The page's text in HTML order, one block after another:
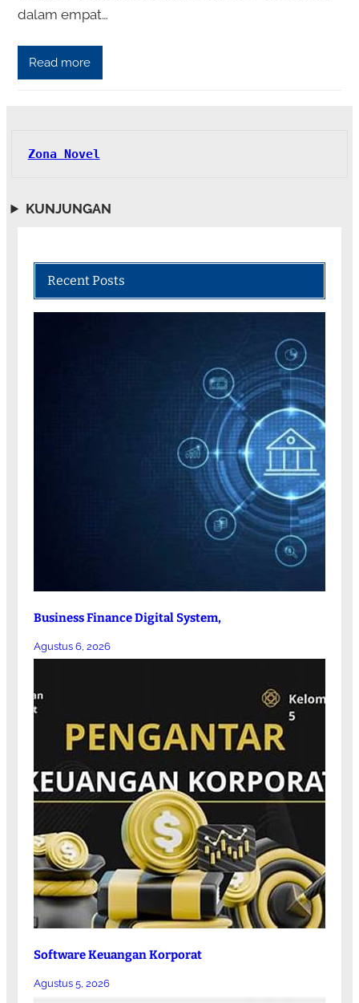
dalam empat…
Read more
Zona Novel
KUNJUNGAN
Recent Posts
Business Finance Digital System,
Agustus 6, 2026
Software Keuangan Korporat
Agustus 5, 2026